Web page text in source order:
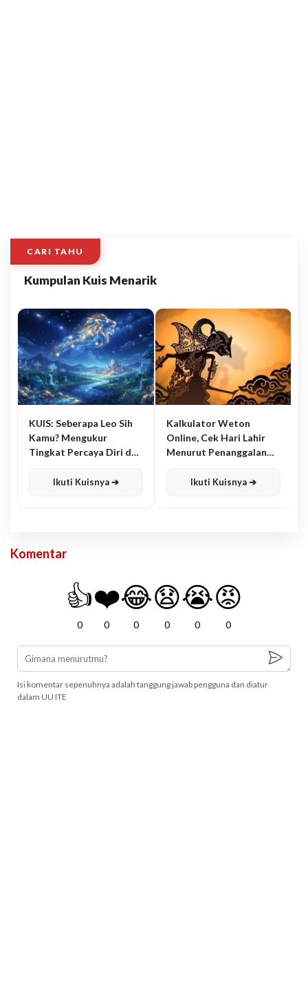
CARI TAHU
Kumpulan Kuis Menarik
KUIS: Seberapa Leo Sih
Kamu? Mengukur
Tingkat Percaya Diri dan
Ikuti Kuisnya ➔
Kalkulator Weton
Online, Cek Hari Lahir
Menurut Penanggalan
Ikuti Kuisnya ➔
Komentar
👍
0
❤️
0
😂
0
😧
0
😭
0
😡
0
Isi komentar sepenuhnya adalah tanggung jawab pengguna dan diatur
dalam UU ITE